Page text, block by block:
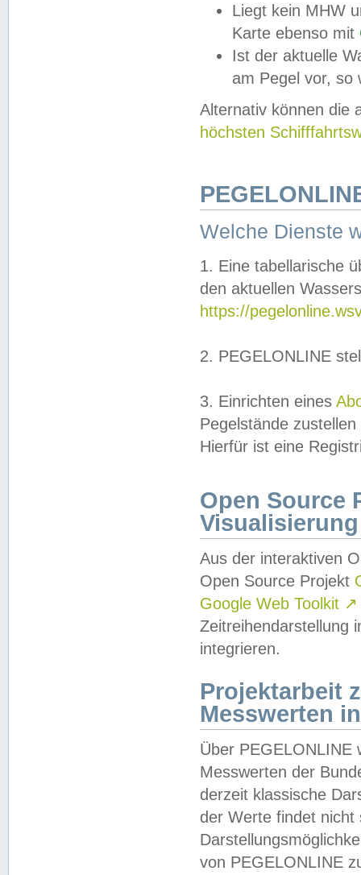
Liegt kein MHW
Karte ebenso mit
Ist der aktuelle
am Pegel vor,
Alternativ können die
höchsten
Welche Dienste
1. Eine tabellarische
den aktuellen
https://
2. PEGELONLINE
3. Einrichten eines
Pegelstände
Hierfür ist eine
Open Source
Visualisierung
Aus der interaktiven
Open Source Projekt
Google Web Toolkit ↗
Zeitreihendarstellung
integrieren.
Projektarbeit
Messwerten
Über PEGELONLINE
Messwerten der
derzeit klassische
der Werte findet
von PEGELONLINE